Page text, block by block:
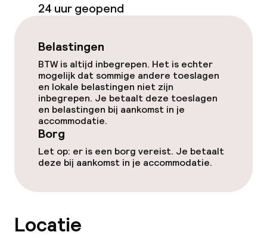
Vergaderruimte
Beleid
Borg bij aankomst
Overal rookvrij
24 uur geopend
Belastingen
BTW is altijd inbegrepen. Het is echter
mogelijk dat sommige andere toeslagen
en lokale belastingen niet zijn
inbegrepen. Je betaalt deze toeslagen
en belastingen bij aankomst in je
accommodatie.
Borg
Let op: er is een borg vereist. Je betaalt
deze bij aankomst in je accommodatie.
Locatie